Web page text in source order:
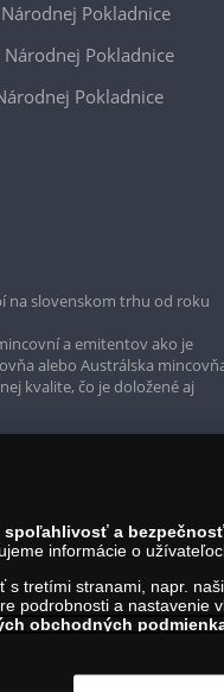
Pokladnice
Pokladnice
Pokladnice
na slovenskom trhu od roku
a emitentov ako je
alebo Austrálska
kvalite, čo je doložené aj
a
informácie o
tretími stranami, napr.
podrobnosti a nastavenie
obchodných